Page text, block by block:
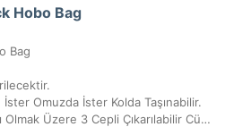
Hobo Bag
Bag
İster Omuzda İster Kolda Taşınabilir.
Çanta İçerisinde Biri Fermuarlı Olmak Üzere 3 Cepli Çıkarılabilir Cüzdanı Vardır.